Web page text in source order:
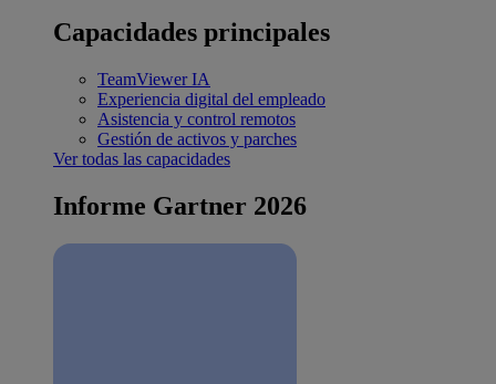
Capacidades principales
TeamViewer IA
Experiencia digital del empleado
Asistencia y control remotos
Gestión de activos y parches
Ver todas las capacidades
Informe Gartner 2026